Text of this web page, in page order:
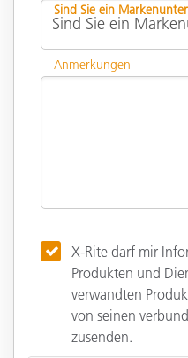
Sind Sie ein
Anmerkungen
X-Rite darf mir
Produkten und
verwandten
von seinen
zusenden.